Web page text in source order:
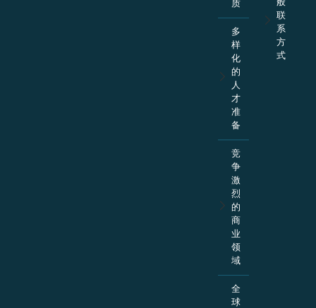
质
多
样
化
的
人
才
准
备
竞
争
激
烈
的
商
业
领
域
全
球
联
系
方
式